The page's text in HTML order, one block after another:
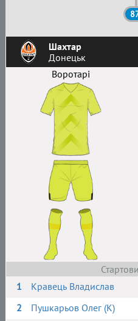
Шахтар
Донецьк
Воротарі
1
Кравець Владислав
2
Пушкарьов Олег (К)